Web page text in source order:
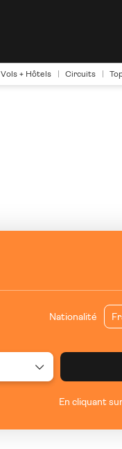
Vols + Hôtels Circuits
Nationalité
En cliquant